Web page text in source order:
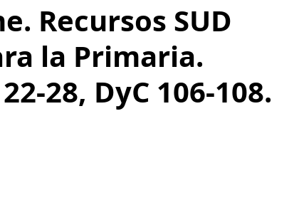
Recursos SUD
la Primaria.
28, DyC 106-108.